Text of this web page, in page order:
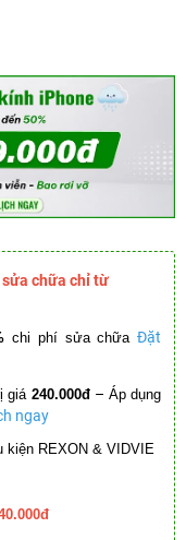
sửa chữa chỉ từ
chi phí sửa chữa Đặt
giá 240.000đ – Áp dụng
ngay
kiện REXON & VIDVIE